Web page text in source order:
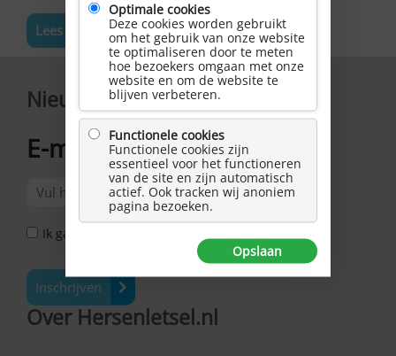
Lees meer nieuws
Nieuwsbrief
E-mailadres*
Ik ga akkoord met het Privacy Statement *
Inschrijven
Over Hersenletsel.nl
Optimale cookies
Deze cookies worden gebruikt
om het gebruik van onze website
te optimaliseren door te meten
hoe bezoekers omgaan met onze
website en om de website te
blijven verbeteren.
Functionele cookies
Functionele cookies zijn
essentieel voor het functioneren
van de site en zijn automatisch
actief. Ook tracken wij anoniem
pagina bezoeken.
Opslaan